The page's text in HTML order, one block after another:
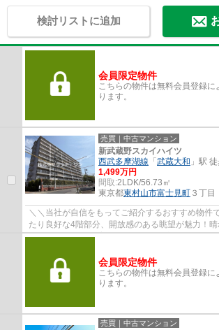
検討リストに追加
会員限定物件
こちらの物件は無料会員登録に
ります。
売買｜中古マンション
新武蔵野スカイハイツ
西武多摩湖線 「 武蔵大和 」駅
1,499万円
間取:2LDK/56.73㎡
東京都東村山市富士見町 ３丁目
＼＼当社が自信をもってご紹介するおすすめ物件です‼／／ 南
たり良好な4階部分、開放感のある眺望が魅力！
めます。 ペット飼育可能で大切なご家族と...
会員限定物件
こちらの物件は無料会員登録に
ります。
売買｜中古マンション